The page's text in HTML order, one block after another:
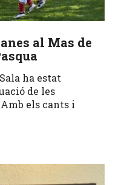
al Mas de
ha estat
de les
els cants i